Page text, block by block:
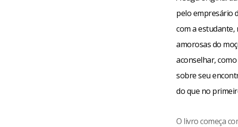
pelo empresário
com a estudante,
amorosas do
aconselhar,
sobre seu
do que no
O livro começa